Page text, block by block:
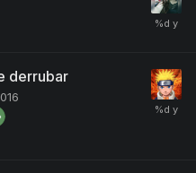
derrubar